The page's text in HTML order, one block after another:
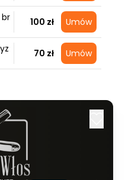
br
100 zł Umów
70 zł Umów